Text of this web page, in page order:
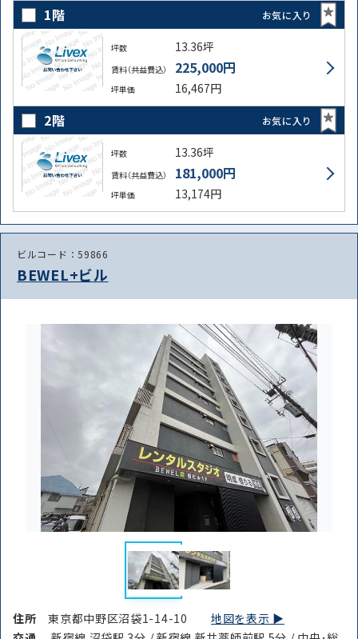
1階 お気に入り
坪数 13.36坪
賃料（共益費込） 225,000円
坪単価 16,467円
2階 お気に入り
坪数 13.36坪
賃料（共益費込） 181,000円
坪単価 13,174円
ビルコード：59866
BEWEL+ビル
住所東京都中野区沼袋1-14-10地図を表示 ▶︎